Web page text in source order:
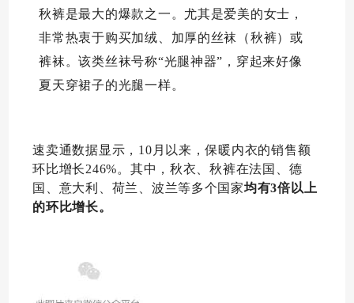
秋裤是最大的爆款之一。尤其是爱美的女士，
非常热衷于购买加绒、加厚的丝袜（秋裤）或
裤袜。该类丝袜号称“光腿神器”，穿起来好像
夏天穿裙子的光腿一样。
速卖通数据显示，10月以来，保暖内衣的销售额
环比增长246%。其中，秋衣、秋裤在法国、德
国、意大利、荷兰、波兰等多个国家均有3倍以上
的环比增长。